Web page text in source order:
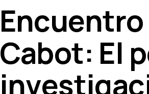
Cabot: El